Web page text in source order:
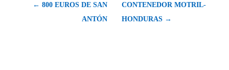
← 800 EUROS DE SAN
ANTÓN
CONTENEDOR MOTRIL-
HONDURAS →